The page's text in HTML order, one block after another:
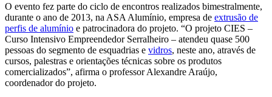
O evento fez parte do ciclo de encontros realizados bimestralmente,
durante o ano de 2013, na ASA Alumínio, empresa de extrusão de
perfis de alumínio e patrocinadora do projeto. “O projeto CIES –
Curso Intensivo Empreendedor Serralheiro – atendeu quase 500
pessoas do segmento de esquadrias e vidros, neste ano, através de
cursos, palestras e orientações técnicas sobre os produtos
comercializados”, afirma o professor Alexandre Araújo,
coordenador do projeto.